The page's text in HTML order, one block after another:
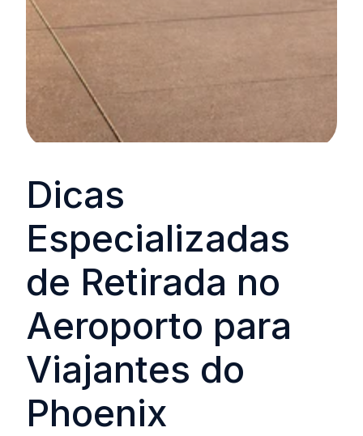
Dicas
Especializadas
de Retirada no
Aeroporto para
Viajantes do
Phoenix